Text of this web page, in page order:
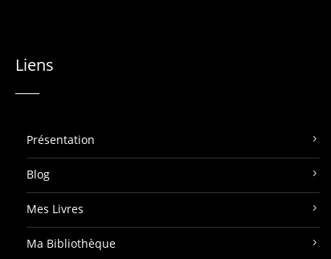
Liens
Présentation
Blog
Mes Livres
Ma Bibliothèque